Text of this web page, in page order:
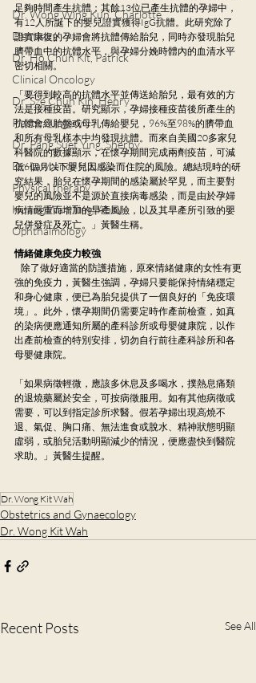
Dr. Wong Wing Kun, Charlotte
Dentistry
Dr. Ho Chun Kit, Patrick
Clinical Oncology
Dr. Sze Chun Kin, Henry
Plastic Surgery
Dr. Pang Suet Ying, Sherby
Dr. Lawrence H.L. Liu
Physical therapy
Huang Wan Ting, Abby
Ophthalmology
足夠時間產生抗體；其餘13位已產生抗體的孕婦中，
有12人所誕下的嬰兒證實獲得IgG抗體。此研究除了
證實康復的孕婦會將抗體傳給胎兒，同時亦發現胎兒
臍帶血中的抗體水平，與孕婦分娩時體內的血清水平
密切相關。
「要得到較高的抗體水平並傳送給胎兒，最有效的方
法是接種疫苗。研究顯示，孕婦接種疫苗後所產生的
抗體會經胎盤或母乳傳給嬰兒，96%至98%的臍帶血
和所有母乳樣本中均發現抗體。而來自美國20多家兒
科醫院的數據顯示，在懷孕期間完成兩劑疫苗，可減
低6個月以下嬰兒因感染而住院的風險。總結現時的研
究結果，胎兒在懷孕期間的感染屬於罕見，而主要對
嬰兒的風險並不是源於直接病毒感染，而是由於孕婦
病情嚴重而增加的早產風險，以及其早產所引致的嬰
兒併發症及死亡。」黃醫生稱。
情緒健康免疫力較強
強的免疫力，黃醫生強調，孕婦只要能保持情緒穩定
和身心健康，便已為胎兒提供了一個良好的「免疫環
境」。此外，懷孕期間仍需要定時作產前檢查，如真
的染病便應通知所屬的產科診所或母嬰健康院，以作
出產前檢查的特別安排，切勿自行前往產科診所和各
母嬰健康院。
「如果病徵輕微，應該多休息及多喝水，撲熱息痛類
的退燒藥屬於安全，可按病徵服用。如有其他病徵或
需要，可以到指定診所求醫。假若孕婦出現高燒不
退、氣促、胸口痛、無法進食或脫水、精神狀態明顯
虛弱，或胎兒活動明顯減少的情況，便應盡快到醫院
求助。」黃醫生提醒。
Dr. Wong Kit Wah
Obstetrics and Gynaecology
Dr. Wong Kit Wah
Recent Posts See All